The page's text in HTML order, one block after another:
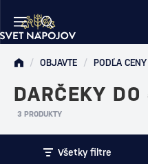
/ OBJAVTE / PODĽA CENY
DARČEKY
3 PRODUKTY
Všetky filtre